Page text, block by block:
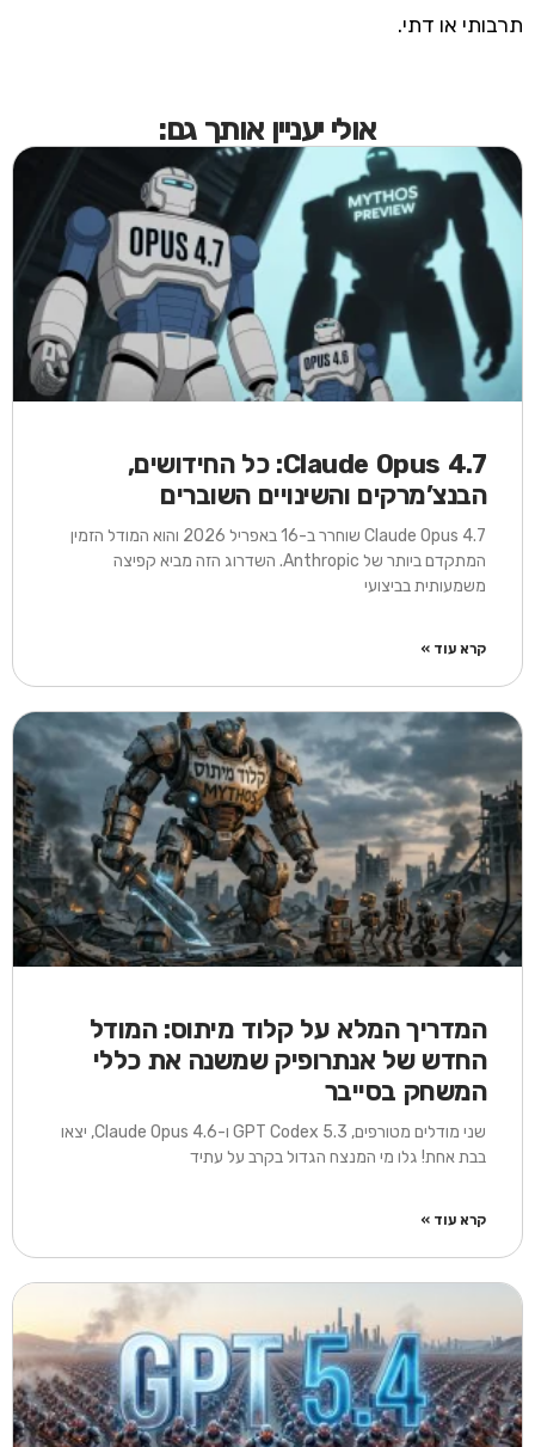
תרבותי או דתי.
אולי יעניין אותך גם:
Claude Opus 4.7: כל החידושים,
הבנצ’מרקים והשינויים השוברים
Claude Opus 4.7 שוחרר ב-16 באפריל 2026 והוא המודל הזמין
המתקדם ביותר של Anthropic. השדרוג הזה מביא קפיצה
משמעותית בביצועי
קרא עוד »
המדריך המלא על קלוד מיתוס: המודל
החדש של אנתרופיק שמשנה את כללי
המשחק בסייבר
שני מודלים מטורפים, GPT Codex 5.3 ו-Claude Opus 4.6, יצאו
בבת אחת! גלו מי המנצח הגדול בקרב על עתיד
קרא עוד »